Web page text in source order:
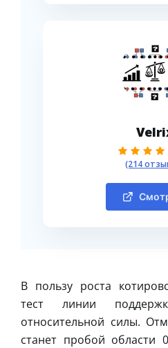
(214
В пользу роста
тест линии
относительной силы.
станет пробой области